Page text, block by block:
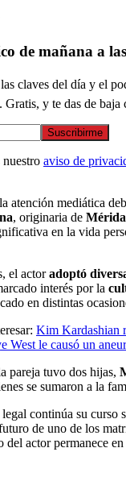
de mañana a
claves del día y el
Gratis, y te das de baja
Suscribirme
aviso de
atención mediática
, originaria de
en la vida
el actoradoptó
interés por la
en distintas
Kim Kardashian
West le causó un
pareja tuvo dos hijas,
se sumaron a la
continúa su curso
de uno de los
del actor permanece